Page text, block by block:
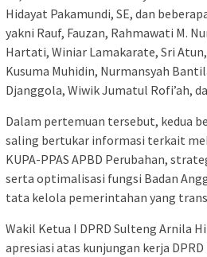
Hidayat Pakamundi, SE, dan
yakni Rauf, Fauzan, Rahmawati M.
Hartati, Winiar Lamakarate, Sri
Kusuma Muhidin, Nurmansyah
Djanggola, Wiwik Jumatul Rofi’ah,
Dalam pertemuan tersebut, kedua
saling bertukar informasi terkait
KUPA-PPAS APBD Perubahan,
serta optimalisasi fungsi Badan
tata kelola pemerintahan yang
Wakil Ketua I DPRD Sulteng Arnila
apresiasi atas kunjungan kerja